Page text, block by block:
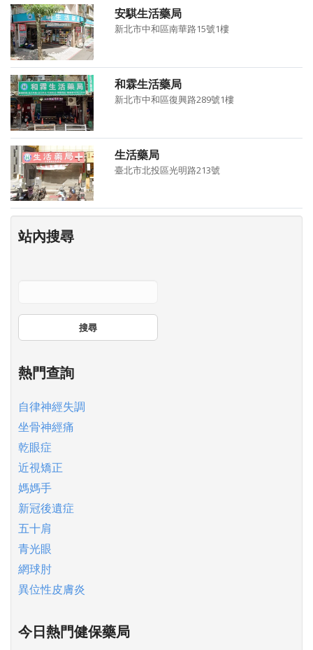
安騏生活藥局
新北市中和區南華路15號1樓
和霖生活藥局
新北市中和區復興路289號1樓
生活藥局
臺北市北投區光明路213號
站內搜尋
搜尋
熱門查詢
自律神經失調
坐骨神經痛
乾眼症
近視矯正
媽媽手
新冠後遺症
五十肩
青光眼
網球肘
異位性皮膚炎
今日熱門健保藥局